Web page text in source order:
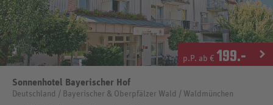
p.P. ab € 199.-
Sonnenhotel Bayerischer Hof
Deutschland / Bayerischer & Oberpfälzer Wald / Waldmünchen